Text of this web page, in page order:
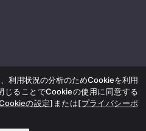
利用状況の分析のためCookieを利用
じることでCookieの使用に同意する
の設定] または[プライバシーポ